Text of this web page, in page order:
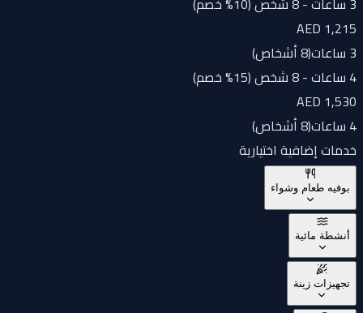
AED 1,215
(8 أشخاص
4 ساعات - 8 شخص (15% خصم)
AED 1,530
4 ساعات
(8 أشخاص
خدمات إضافية اختيارية
بوفيه طعام وشواء
أنشطة مائية
تجهيزات زينة